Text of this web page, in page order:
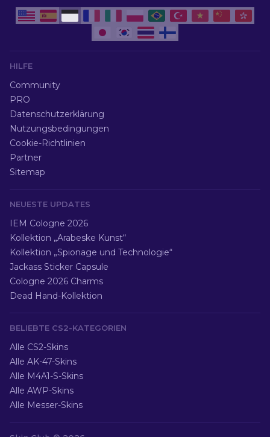
HILFE
Community
PRO
Datenschutzerklärung
Nutzungsbedingungen
Cookie-Richtlinien
Partner
Sitemap
NEUESTE UPDATES
IEM Cologne 2026
Kollektion „Arabeske Kunst“
Kollektion „Spionage und Technologie“
Jackass Sticker Capsule
Cologne 2026 Charms
Dead Hand-Kollektion
BELIEBTE CS2-KATEGORIEN
Alle CS2-Skins
Alle AK-47-Skins
Alle M4A1-S-Skins
Alle AWP-Skins
Alle Messer-Skins